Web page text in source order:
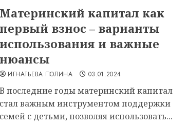
Материнский капитал как
первый взнос – варианты
использования и важные
нюансы
ИГНАТЬЕВА ПОЛИНА 03.01.2024
В последние годы материнский капитал
стал важным инструментом поддержки
семей с детьми, позволяя использовать...